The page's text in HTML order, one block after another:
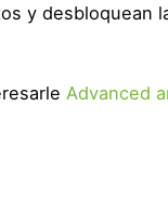
y desbloquean
Advanced